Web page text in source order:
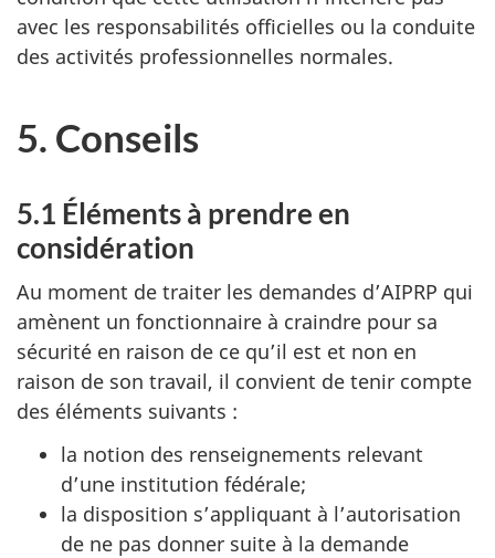
avec les responsabilités officielles ou la conduite
des activités professionnelles normales.
5. Conseils
5.1 Éléments à prendre en
considération
Au moment de traiter les demandes d’AIPRP qui
amènent un fonctionnaire à craindre pour sa
sécurité en raison de ce qu’il est et non en
raison de son travail, il convient de tenir compte
des éléments suivants :
la notion des renseignements relevant
d’une institution fédérale;
la disposition s’appliquant à l’autorisation
de ne pas donner suite à la demande